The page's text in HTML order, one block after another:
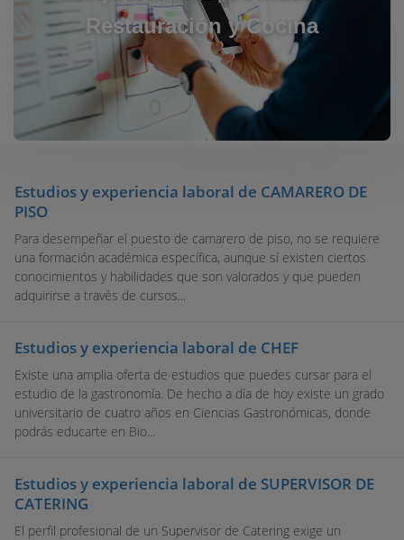
Restauración y Cocina
Estudios y experiencia laboral de CAMARERO DE
PISO
Para desempeñar el puesto de camarero de piso, no se requiere
una formación académica específica, aunque sí existen ciertos
conocimientos y habilidades que son valorados y que pueden
adquirirse a través de cursos...
Estudios y experiencia laboral de CHEF
Existe una amplia oferta de estudios que puedes cursar para el
estudio de la gastronomía. De hecho a día de hoy existe un grado
universitario de cuatro años en Ciencias Gastronómicas, donde
podrás educarte en Bio...
Estudios y experiencia laboral de SUPERVISOR DE
CATERING
El perfil profesional de un Supervisor de Catering exige un